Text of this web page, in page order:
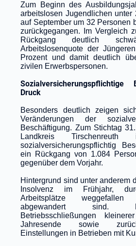
Zum Beginn des
arbeitslosen Jugendlichen unter
auf September um 32 Personen
zurückgegangen. Im Vergleich
Rückgang deutlich
Arbeitslosenquote der
Prozent und damit deutlich
zivilen Erwerbspersonen.
Sozialversicherungspflichtige
Druck
Besonders deutlich zeigen
Veränderungen der
Beschäftigung. Zum Stichtag
Landkreis Tirschenreuth
sozialversicherungspflichtig
ein Rückgang von 1.084
gegenüber dem Vorjahr.
Hintergrund sind unter anderem
Insolvenz im Frühjahr,
Arbeitsplätze
abgewandert sind.
Betriebsschließungen
Jahresende sowie
Einstellungen in Betrieben mit